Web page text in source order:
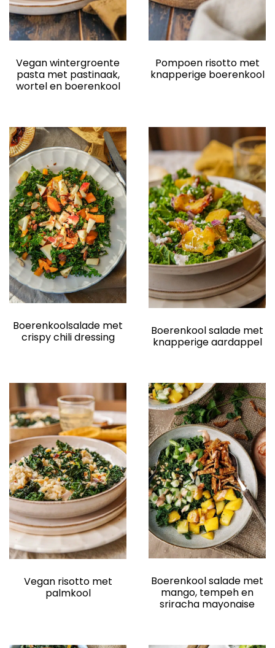
Vegan wintergroente
pasta met pastinaak,
wortel en boerenkool
Pompoen risotto met
knapperige boerenkool
Boerenkoolsalade met
crispy chili dressing
Boerenkool salade met
knapperige aardappel
Vegan risotto met
palmkool
Boerenkool salade met
mango, tempeh en
sriracha mayonaise